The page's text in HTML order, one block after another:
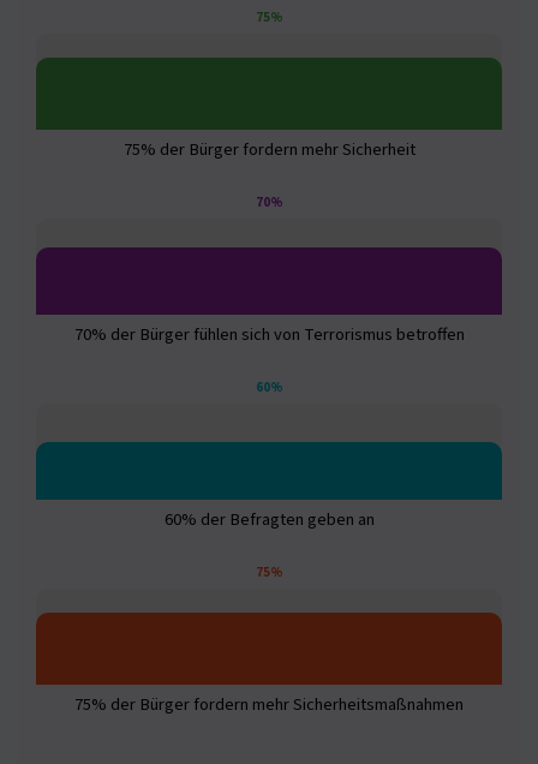
75%
75% der Bürger fordern mehr Sicherheit
70%
70% der Bürger fühlen sich von Terrorismus betroffen
60%
60% der Befragten geben an
75%
75% der Bürger fordern mehr Sicherheitsmaßnahmen